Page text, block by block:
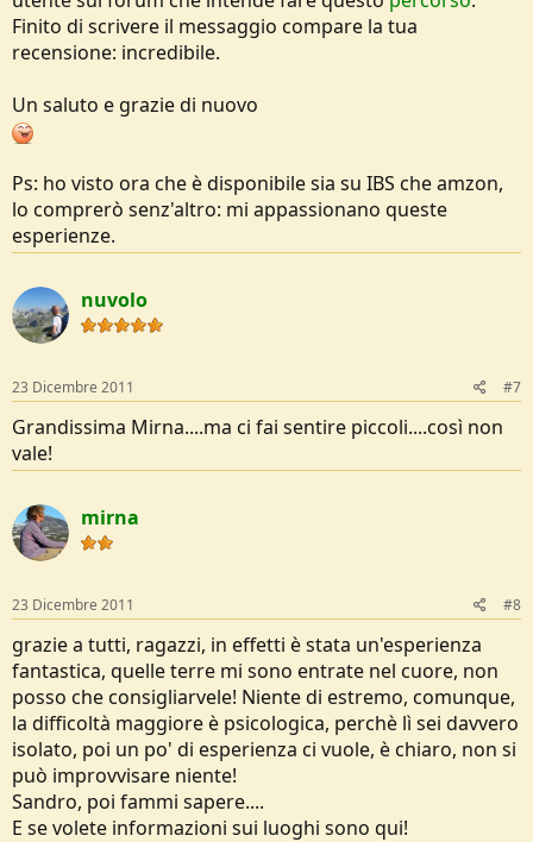
Finito di scrivere il messaggio compare la tua
recensione: incredibile.
Un saluto e grazie di nuovo
Ps: ho visto ora che è disponibile sia su IBS che amzon,
lo comprerò senz'altro: mi appassionano queste
esperienze.
nuvolo
23 Dicembre 2011 #7
Grandissima Mirna....ma ci fai sentire piccoli....così non
vale!
mirna
23 Dicembre 2011 #8
grazie a tutti, ragazzi, in effetti è stata un'esperienza
fantastica, quelle terre mi sono entrate nel cuore, non
posso che consigliarvele! Niente di estremo, comunque,
la difficoltà maggiore è psicologica, perchè lì sei davvero
isolato, poi un po' di esperienza ci vuole, è chiaro, non si
può improvvisare niente!
Sandro, poi fammi sapere....
E se volete informazioni sui luoghi sono qui!